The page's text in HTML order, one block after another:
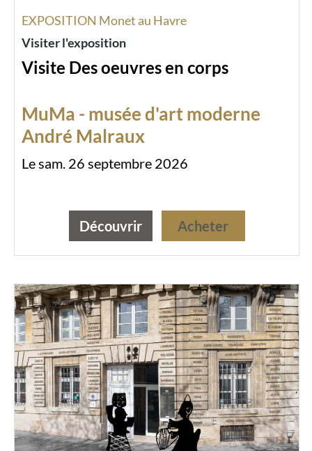
EXPOSITION Monet au Havre
Visiter l'exposition
Visite Des oeuvres en corps
MuMa - musée d'art moderne
André Malraux
Le sam. 26 septembre 2026
Découvrir Acheter